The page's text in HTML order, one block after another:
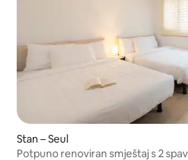
Stan – Seul
Potpuno renoviran smještaj s 2